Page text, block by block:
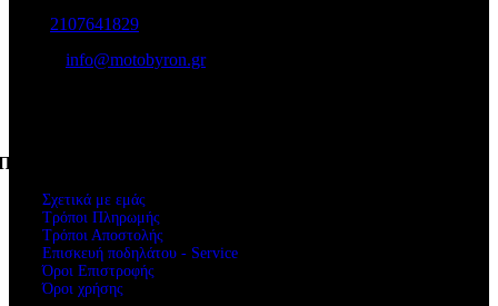
2107641829
info@motobyron.gr
Σχετικά με εμάς
Τρόποι Πληρωμής
Τρόποι Αποστολής
Επισκευή ποδηλάτου - Service
Όροι Επιστροφής
Όροι χρήσης